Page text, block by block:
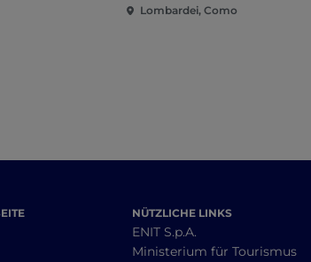
am Comer See
Lombardei, Como
NÜTZLICHE LINKS
ENIT S.p.A.
Ministerium für Tourismus